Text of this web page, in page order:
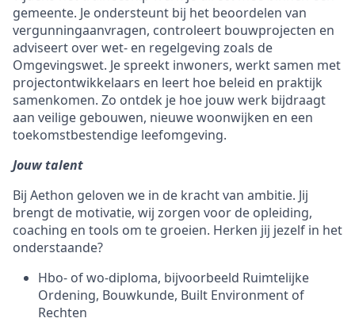
gemeente. Je ondersteunt bij het beoordelen van
vergunningaanvragen, controleert bouwprojecten en
adviseert over wet- en regelgeving zoals de
Omgevingswet. Je spreekt inwoners, werkt samen met
projectontwikkelaars en leert hoe beleid en praktijk
samenkomen. Zo ontdek je hoe jouw werk bijdraagt
aan veilige gebouwen, nieuwe woonwijken en een
toekomstbestendige leefomgeving.
Jouw talent
Bij Aethon geloven we in de kracht van ambitie. Jij
brengt de motivatie, wij zorgen voor de opleiding,
coaching en tools om te groeien. Herken jij jezelf in het
onderstaande?
Hbo- of wo-diploma, bijvoorbeeld Ruimtelijke
Ordening, Bouwkunde, Built Environment of
Rechten